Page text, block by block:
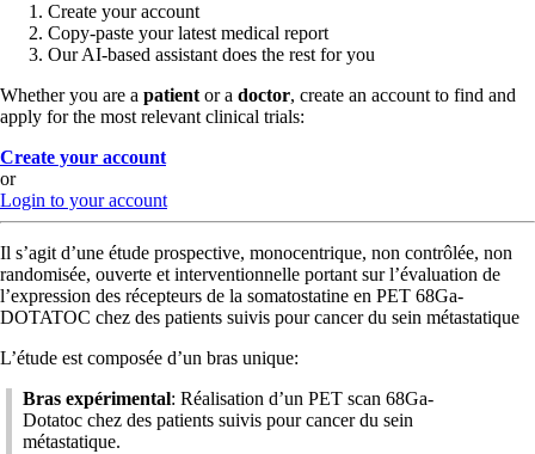
Create your account
Copy-paste your latest medical report
Our AI-based assistant does the rest for you
Whether you are a patient or a doctor, create an account to find and
apply for the most relevant clinical trials:
Create your account
or
Login to your account
Il s’agit d’une étude prospective, monocentrique, non contrôlée, non
randomisée, ouverte et interventionnelle portant sur l’évaluation de
l’expression des récepteurs de la somatostatine en PET 68Ga-
DOTATOC chez des patients suivis pour cancer du sein métastatique
L’étude est composée d’un bras unique:
Bras expérimental: Réalisation d’un PET scan 68Ga-
Dotatoc chez des patients suivis pour cancer du sein
métastatique.